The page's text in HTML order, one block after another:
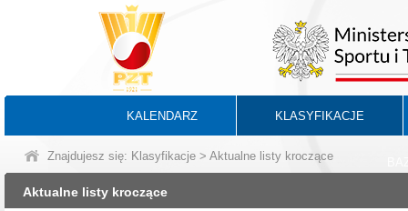
KALENDARZ KLASYFIKACJE
Znajdujesz się: Klasyfikacje > Aktualne listy kroczące
Aktualne listy kroczące